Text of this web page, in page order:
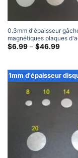
0.3mm d'épaisseur
magnétiques plaques
disque rond 1000 unités
$6.99 – $46.99
à
1mm d'épaisseur